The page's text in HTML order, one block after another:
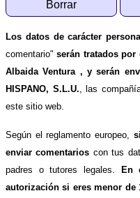
Los datos de carácter personal
comentario"serán tratados por
Albaida Ventura , y serán
HISPANO, S.L.U. , las
este sitio web.
Según el reglamento europeo,
enviar comentarios con tus
padres o tutores legales.
En
autorización si eres menor de